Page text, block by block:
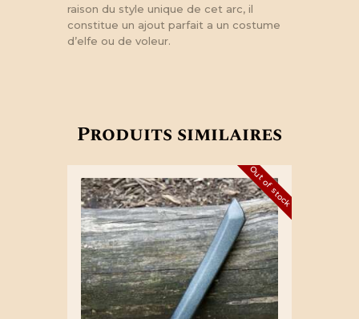
raison du style unique de cet arc, il
constitue un ajout parfait a un costume
d’elfe ou de voleur.
Produits similaires
Out of stock